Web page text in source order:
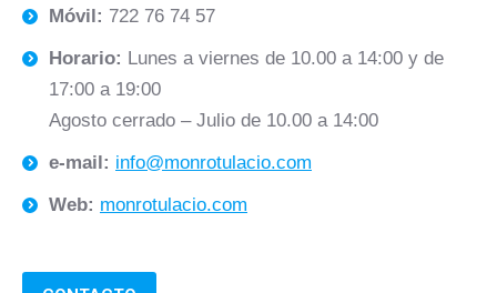
Móvil: 722 76 74 57
Horario: Lunes a viernes de 10.00 a 14:00 y de
17:00 a 19:00
Agosto cerrado – Julio de 10.00 a 14:00
e-mail: info@monrotulacio.com
Web: monrotulacio.com